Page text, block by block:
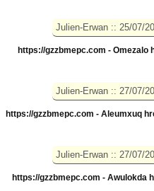
https://gzzbmepc.com - Omezalo
https://gzzbmepc.com - Aleumxuq
https://gzzbmepc.com - Awulokda